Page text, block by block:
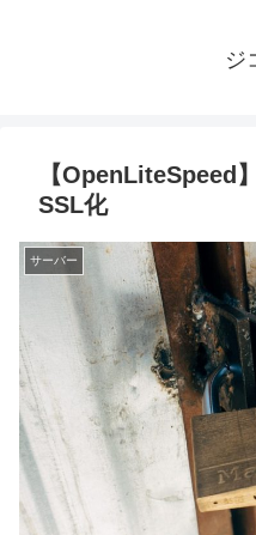
ジ
【OpenLiteSpeed
SSL化
サーバー